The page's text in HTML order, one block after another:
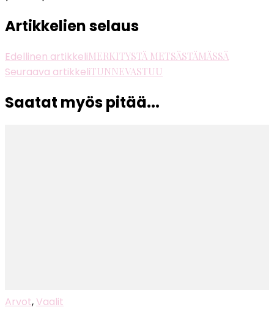
Artikkelien selaus
Edellinen artikkeliMERKITYSTÄ METSÄSTÄMÄSSÄ
Seuraava artikkeliTUNNEVASTUU
Saatat myös pitää...
Arvot,Vaalit